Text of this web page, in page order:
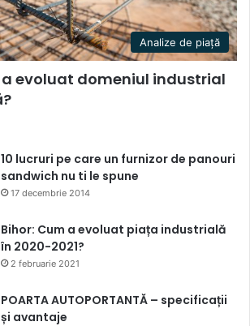
Analize de piață
a evoluat domeniul industrial
10 lucruri pe care un furnizor de panouri
sandwich nu ti le spune
17 decembrie 2014
Bihor: Cum a evoluat piața industrială
în 2020-2021?
2 februarie 2021
POARTA AUTOPORTANTĂ – specificații
și avantaje